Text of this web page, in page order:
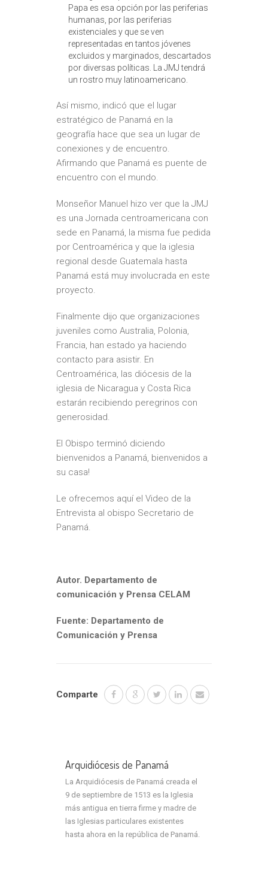
Papa es esa opción por las periferias
humanas, por las periferias
existenciales y que se ven
representadas en tantos jóvenes
excluidos y marginados, descartados
por diversas políticas. La JMJ tendrá
un rostro muy latinoamericano.
Así mismo, indicó que el lugar
estratégico de Panamá en la
geografía hace que sea un lugar de
conexiones y de encuentro.
Afirmando que Panamá es puente de
encuentro con el mundo.
Monseñor Manuel hizo ver que la JMJ
es una Jornada centroamericana con
sede en Panamá, la misma fue pedida
por Centroamérica y que la iglesia
regional desde Guatemala hasta
Panamá está muy involucrada en este
proyecto.
Finalmente dijo que organizaciones
juveniles como Australia, Polonia,
Francia, han estado ya haciendo
contacto para asistir. En
Centroamérica, las diócesis de la
iglesia de Nicaragua y Costa Rica
estarán recibiendo peregrinos con
generosidad.
El Obispo terminó diciendo
bienvenidos a Panamá, bienvenidos a
su casa!
Le ofrecemos aquí el Video de la
Entrevista al obispo Secretario de
Panamá.
Autor. Departamento de
comunicación y Prensa CELAM
Fuente: Departamento de
Comunicación y Prensa
Comparte
Arquidiócesis de Panamá
La Arquidiócesis de Panamá creada el
9 de septiembre de 1513 es la Iglesia
más antigua en tierra firme y madre de
las Iglesias particulares existentes
hasta ahora en la república de Panamá.